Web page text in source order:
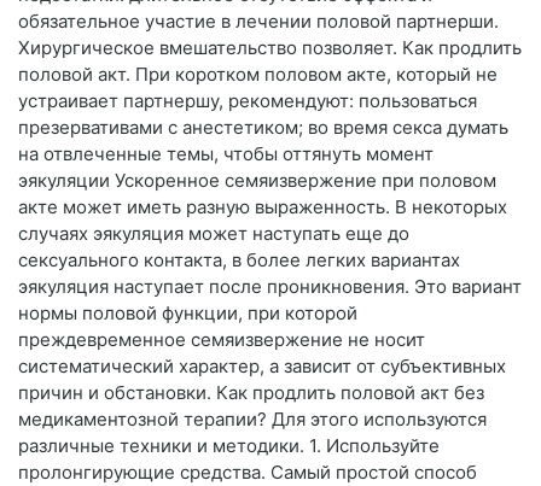
обязательное участие в лечении половой партнерши.
Хирургическое вмешательство позволяет. Как продлить
половой акт. При коротком половом акте, который не
устраивает партнершу, рекомендуют: пользоваться
презервативами с анестетиком; во время секса думать
на отвлеченные темы, чтобы оттянуть момент
эякуляции Ускоренное семяизвержение при половом
акте может иметь разную выраженность. В некоторых
случаях эякуляция может наступать еще до
сексуального контакта, в более легких вариантах
эякуляция наступает после проникновения. Это вариант
нормы половой функции, при которой
преждевременное семяизвержение не носит
систематический характер, а зависит от субъективных
причин и обстановки. Как продлить половой акт без
медикаментозной терапии? Для этого используются
различные техники и методики. 1. Используйте
пролонгирующие средства. Самый простой способ